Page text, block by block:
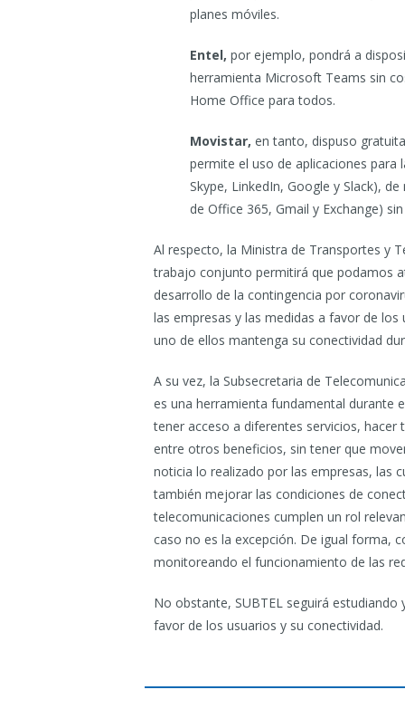
planes móviles.
Entel, por ejemplo, pondrá a
herramienta Microsoft Teams sin
Home Office para todos.
Movistar, en tanto, dispuso
permite el uso de aplicaciones
Skype, LinkedIn, Google y Slack),
de Office 365, Gmail y Exchange)
Al respecto, la Ministra de Transportes y
trabajo conjunto permitirá que podamos
desarrollo de la contingencia por
las empresas y las medidas a favor de
uno de ellos mantenga su conectividad
A su vez, la Subsecretaria de
es una herramienta fundamental durante
tener acceso a diferentes servicios,
entre otros beneficios, sin tener que
noticia lo realizado por las empresas, las
también mejorar las condiciones de
telecomunicaciones cumplen un rol
caso no es la excepción. De igual forma,
monitoreando el funcionamiento de las
No obstante, SUBTEL seguirá
favor de los usuarios y su conectividad.